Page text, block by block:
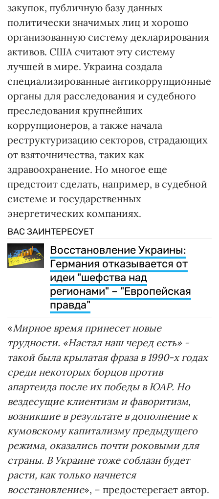
закупок, публичную базу данных
политически значимых лиц и хорошо
организованную систему декларирования
активов. США считают эту систему
лучшей в мире. Украина создала
специализированные антикоррупционные
органы для расследования и судебного
преследования крупнейших
коррупционеров, а также начала
реструктуризацию секторов, страдающих
от взяточничества, таких как
здравоохранение. Но многое еще
предстоит сделать, например, в судебной
системе и государственных
энергетических компаниях.
ВАС ЗАИНТЕРЕСУЕТ
Восстановление Украины:
Германия отказывается от
идеи "шефства над
регионами" – "Европейская
правда"
«Мирное время принесет новые
трудности. «Настал наш черед есть» -
такой была крылатая фраза в 1990-х годах
среди некоторых борцов против
апартеида после их победы в ЮАР. Но
вездесущие клиентизм и фаворитизм,
возникшие в результате в дополнение к
кумовскому капитализму предыдущего
режима, оказались почти роковыми для
страны. В Украине тоже соблазн будет
расти, как только начнется
восстановление», – предостерегает автор.